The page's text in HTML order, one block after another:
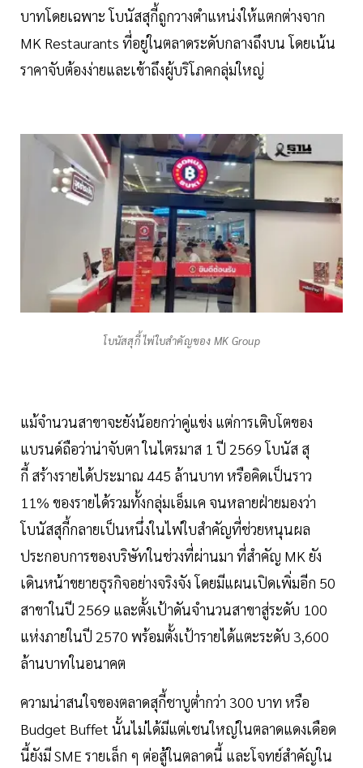
บาทโดยเฉพาะ โบนัสสุกี้ถูกวางตำแหน่งให้แตกต่างจาก
MK Restaurants ที่อยู่ในตลาดระดับกลางถึงบน โดยเน้น
ราคาจับต้องง่ายและเข้าถึงผู้บริโภคกลุ่มใหญ่
โบนัสสุกี้ ไพ่ใบสำคัญของ MK Group
แม้จำนวนสาขาจะยังน้อยกว่าคู่แข่ง แต่การเติบโตของ
แบรนด์ถือว่าน่าจับตา ในไตรมาส 1 ปี 2569 โบนัส สุ
กี้ สร้างรายได้ประมาณ 445 ล้านบาท หรือคิดเป็นราว
11% ของรายได้รวมทั้งกลุ่มเอ็มเค จนหลายฝ่ายมองว่า
โบนัสสุกี้กลายเป็นหนึ่งในไพ่ใบสำคัญที่ช่วยหนุนผล
ประกอบการของบริษัทในช่วงที่ผ่านมา ที่สำคัญ MK ยัง
เดินหน้าขยายธุรกิจอย่างจริงจัง โดยมีแผนเปิดเพิ่มอีก 50
สาขาในปี 2569 และตั้งเป้าดันจำนวนสาขาสู่ระดับ 100
แห่งภายในปี 2570 พร้อมตั้งเป้ารายได้แตะระดับ 3,600
ล้านบาทในอนาคต
ความน่าสนใจของตลาดสุกี้ชาบูต่ำกว่า 300 บาท หรือ
Budget Buffet นั้นไม่ได้มีแต่เชนใหญ่ในตลาดแดงเดือด
นี้ยังมี SME รายเล็ก ๆ ต่อสู้ในตลาดนี้ และโจทย์สำคัญใน